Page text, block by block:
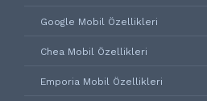
Google Mobil Özellikleri
Chea Mobil Özellikleri
Emporia Mobil Özellikleri